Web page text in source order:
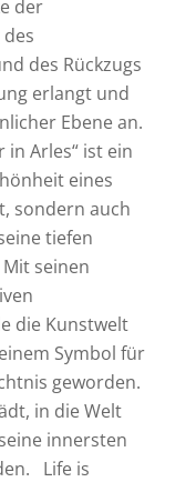
der
des Rückzugs
erlangt und
Ebene an.
in Arles“ ist ein
eines
sondern auch
tiefen
seinen
die Kunstwelt
Symbol für
geworden.
in die Welt
innersten
Life is